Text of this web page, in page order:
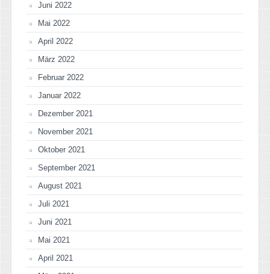
Juni 2022
Mai 2022
April 2022
März 2022
Februar 2022
Januar 2022
Dezember 2021
November 2021
Oktober 2021
September 2021
August 2021
Juli 2021
Juni 2021
Mai 2021
April 2021